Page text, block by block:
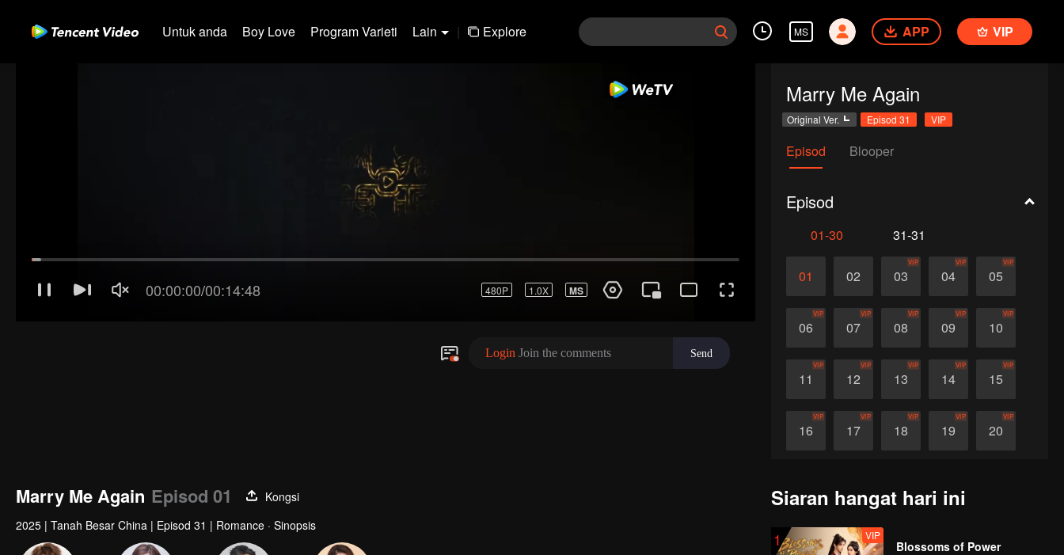
Untuk anda Boy Love Program Varieti Lain | Explore MS APP VIP
Marry Me Again
Original Ver. Episod 31 VIP
Episod Blooper
Episod
01-30 31-31
01 02 03
VIP
04
VIP
05
VIP
06
VIP
07
VIP
08
VIP
09
VIP
10
VIP
11
VIP
12
VIP
13
VIP
14
VIP
15
VIP
16
VIP
17
VIP
18
VIP
19
VIP
20
VIP
26 27
Marry Me Again Episod 01
Kongsi
2025 | Tanah Besar China | Episod 31 | Romance · Sinopsis
Siaran hangat hari ini
1 VIP
Blossoms of Power